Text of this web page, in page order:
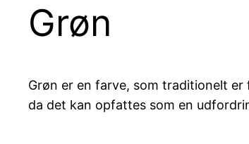
Grøn
Grøn er en farve, som traditionelt
da det kan opfattes som en